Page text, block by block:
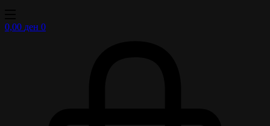
0,00 ден 0